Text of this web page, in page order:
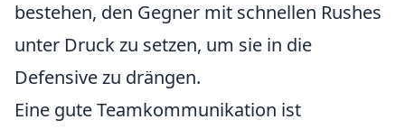
bestehen, den Gegner mit schnellen Rushes
unter Druck zu setzen, um sie in die
Defensive zu drängen.
Eine gute Teamkommunikation ist